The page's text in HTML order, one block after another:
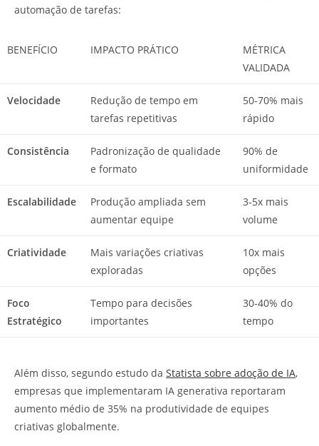
automação de tarefas:
BENEFÍCIO IMPACTO PRÁTICO
MÉTRICA
VALIDADA
Velocidade
Redução de tempo em
tarefas repetitivas
50-70% mais
rápido
Consistência
Padronização de qualidade
e formato
90% de
uniformidade
Escalabilidade
Produção ampliada sem
aumentar equipe
3-5x mais
volume
Criatividade
Mais variações criativas
exploradas
10x mais
opções
Foco
Estratégico
Tempo para decisões
importantes
30-40% do
tempo
Além disso, segundo estudo da Statista sobre adoção de IA,
empresas que implementaram IA generativa reportaram
aumento médio de 35% na produtividade de equipes
criativas globalmente.